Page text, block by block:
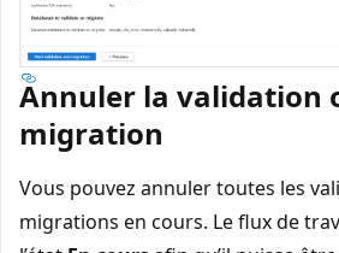
Annuler la validation
migration
Vous pouvez annuler toutes les
migrations en cours. Le flux de